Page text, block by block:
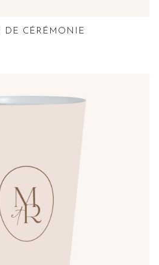
DE CÉRÉMONIE